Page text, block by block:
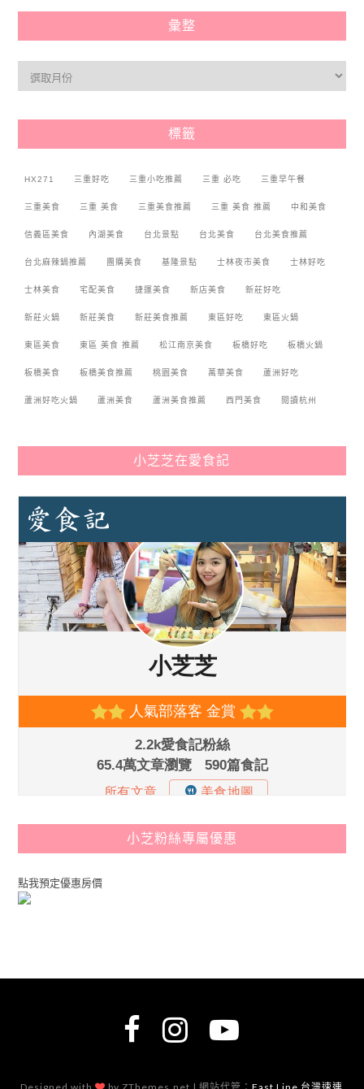
彙整
標籤
HX271 三重好吃 三重小吃推薦 三重 必吃 三重早午餐
三重美食 三重 美食 三重美食推薦 三重 美食 推薦 中和美食
信義區美食 內湖美食 台北景點 台北美食 台北美食推薦
台北麻辣鍋推薦 團購美食 基隆景點 士林夜市美食 士林好吃
士林美食 宅配美食 捷運美食 新店美食 新莊好吃
新莊火鍋 新莊美食 新莊美食推薦 東區好吃 東區火鍋
東區美食 東區 美食 推薦 松江南京美食 板橋好吃 板橋火鍋
板橋美食 板橋美食推薦 桃園美食 萬華美食 蘆洲好吃
蘆洲好吃火鍋 蘆洲美食 蘆洲美食推薦 西門美食 閱讀杭州
小芝芝在愛食記
小芝粉絲專屬優惠
點我預定優惠房價